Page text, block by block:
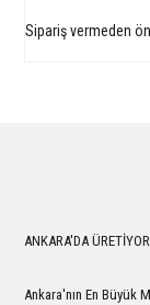
Sipariş vermeden
ANKARA'DA
Ankara'nın En Büyük